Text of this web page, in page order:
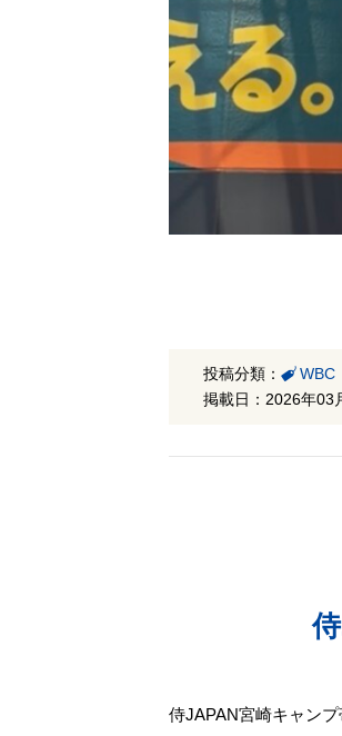
投稿分類： WBC
掲載日：2026年03
侍JAPAN宮崎キャンプ